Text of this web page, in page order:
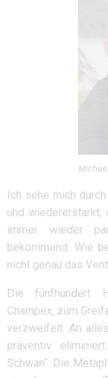
Ich sehe mich
und wiedererstarkt,
immer wieder
bekommend. Wie
nicht genau das
Die fünfhundert
Champex, zum
verzweifelt. An
präventiv
Schwan“. Die